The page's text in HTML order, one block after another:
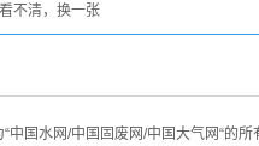
看不清，换一张
“中国水网/中国固废网/中国大气网“的